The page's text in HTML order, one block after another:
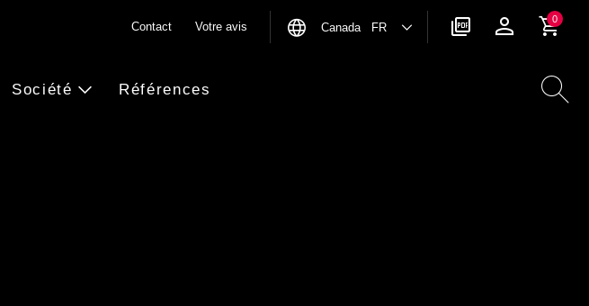
Société Références
Contact Votre avis Canada FR
0